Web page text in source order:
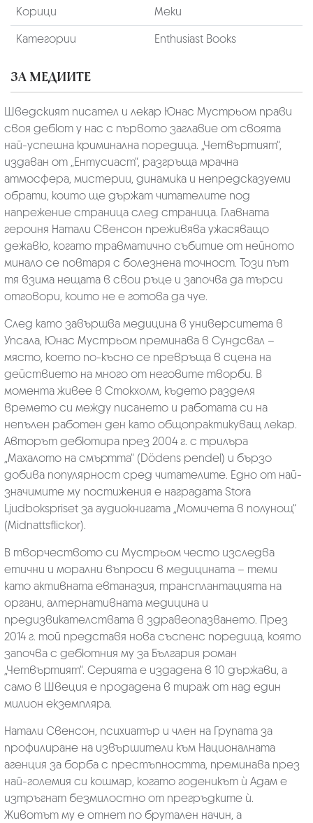
Корици
Меки
Категории
Enthusiast Books
ЗА МЕДИИТЕ
Шведският писател и лекар Юнас Мустрьом прави
своя дебют у нас с първото заглавие от своята
най-успешна криминална поредица. „Четвъртият“,
издаван от „Ентусиаст“, разгръща мрачна
атмосфера, мистерии, динамика и непредсказуеми
обрати, които ще държат читателите под
напрежение страница след страница. Главната
героиня Натали Свенсон преживява ужасяващо
дежавю, когато травматично събитие от нейното
минало се повтаря с болезнена точност. Този път
тя взима нещата в свои ръце и започва да търси
отговори, които не е готова да чуе.
След като завършва медицина в университета в
Упсала, Юнас Мустрьом преминава в Сундсвал –
място, което по-късно се превръща в сцена на
действието на много от неговите творби. В
момента живее в Стокхолм, където разделя
времето си между писането и работата си на
непълен работен ден като общопрактикуващ лекар.
Авторът дебютира през 2004 г. с трилъра
„Махалото на смъртта“ (Dödens pendel) и бързо
добива популярност сред читателите. Едно от най-
значимите му постижения е наградата Stora
Ljudbokspriset за аудиокнигата „Момичета в полунощ“
(Midnattsflickor).
В творчеството си Мустрьом често изследва
етични и морални въпроси в медицината – теми
като активната евтаназия, трансплантацията на
органи, алтернативната медицина и
предизвикателствата в здравеопазването. През
2014 г. той представя нова съспенс поредица, която
започва с дебютния му за България роман
„Четвъртият“. Серията е издадена в 10 държави, а
само в Швеция е продадена в тираж от над един
милион екземпляра.
Натали Свенсон, психиатър и член на Групата за
профилиране на извършители към Националната
агенция за борба с престъпността, преминава през
най-големия си кошмар, когато годеникът ѝ Адам е
изтръгнат безмилостно от прегръдките ѝ.
Животът му е отнет по брутален начин, а